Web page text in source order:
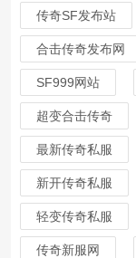
传奇SF发布站
合击传奇发布网
SF999网站
超变合击传奇
最新传奇私服
新开传奇私服
轻变传奇私服
传奇新服网